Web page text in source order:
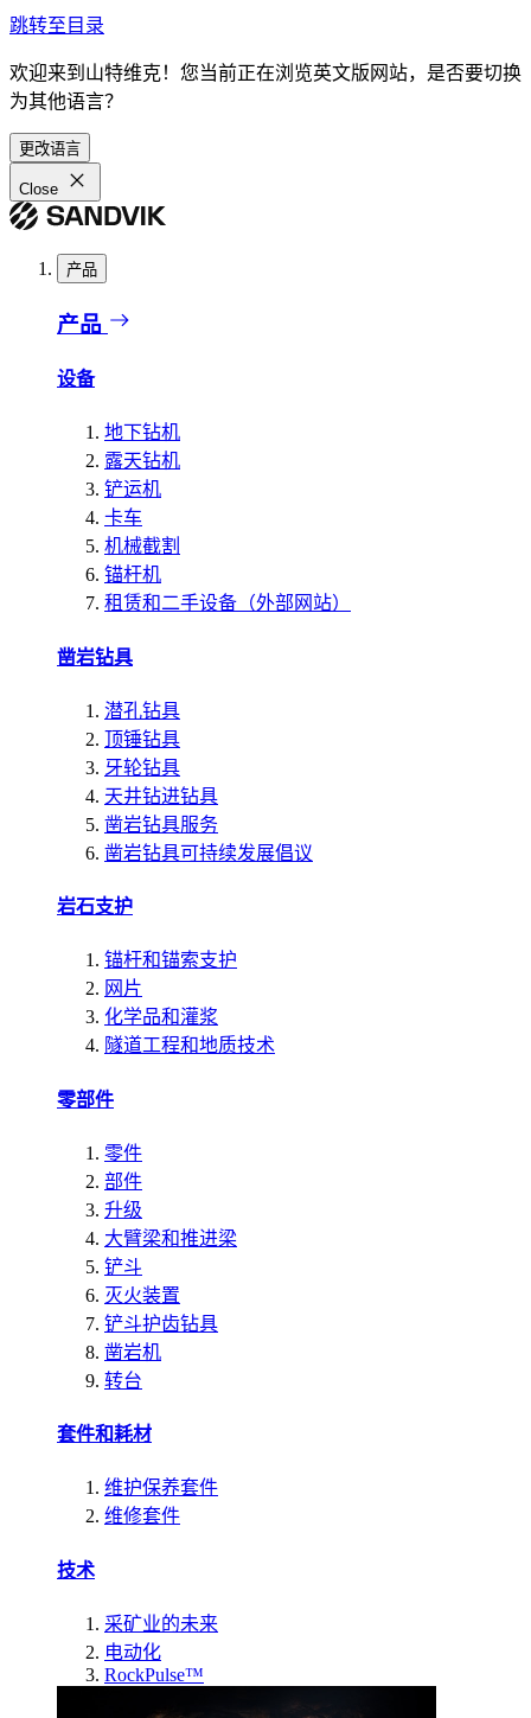
跳转至目录
欢迎来到山特维克！您当前正在浏览英文版网站，是否要切换
为其他语言？
更改语言
Close
产品
产品
设备
地下钻机
露天钻机
铲运机
卡车
机械截割
锚杆机
租赁和二手设备（外部网站）
凿岩钻具
潜孔钻具
顶锤钻具
牙轮钻具
天井钻进钻具
凿岩钻具服务
凿岩钻具可持续发展倡议
岩石支护
锚杆和锚索支护
网片
化学品和灌浆
隧道工程和地质技术
零部件
零件
部件
升级
大臂梁和推进梁
铲斗
灭火装置
铲斗护齿钻具
凿岩机
转台
套件和耗材
维护保养套件
维修套件
技术
采矿业的未来
电动化
RockPulse™